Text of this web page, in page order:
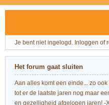
Je bent niet ingelogd. Inloggen of
Het forum gaat sluiten
Aan alles komt een einde... zo
tot er de laatste jaren nog maar
en gezelligheid afgelopen jaren! -